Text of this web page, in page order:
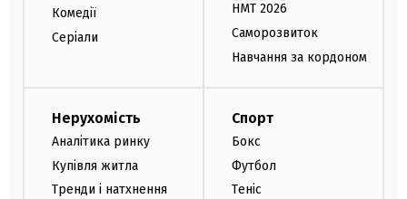
Комедії
Серіали
НМТ 2026
Саморозвиток
Навчання за кордоном
Нерухомість
Аналітика ринку
Купівля житла
Тренди і натхнення
Спорт
Бокс
Футбол
Теніс